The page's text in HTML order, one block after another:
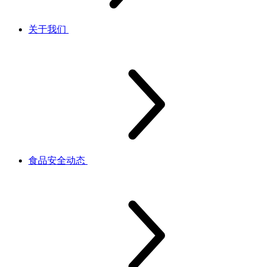
关于我们
食品安全动态